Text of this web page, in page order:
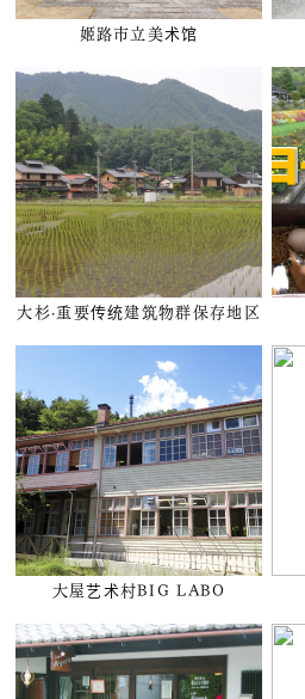
姬路市立美术馆
大杉·重要传统建筑物群保存地区
大屋艺术村BIG LABO